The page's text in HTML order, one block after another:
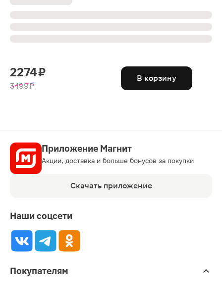
2274 ₽
3499 ₽
В корзину
Приложение Магнит
Акции, доставка и больше бонусов за покупки
Скачать приложение
Наши соцсети
Покупателям